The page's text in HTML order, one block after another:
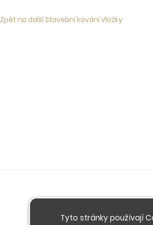
Zpět na další Stavební kování Vložky
Tyto stránky používají